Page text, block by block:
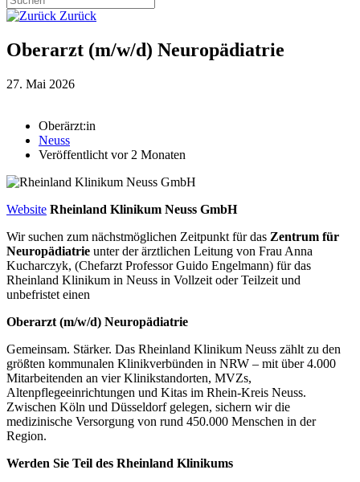
Zurück
Oberarzt (m/w/d) Neuropädiatrie
27. Mai 2026
Oberärzt:in
Neuss
Veröffentlicht vor 2 Monaten
Website Rheinland Klinikum Neuss GmbH
Wir suchen zum nächstmöglichen Zeitpunkt für das Zentrum für
Neuropädiatrie unter der ärztlichen Leitung von Frau Anna
Kucharczyk, (Chefarzt Professor Guido Engelmann) für das
Rheinland Klinikum in Neuss in Vollzeit oder Teilzeit und
unbefristet einen
Oberarzt (m/w/d) Neuropädiatrie
Gemeinsam. Stärker. Das Rheinland Klinikum Neuss zählt zu den
größten kommunalen Klinikverbünden in NRW – mit über 4.000
Mitarbeitenden an vier Klinikstandorten, MVZs,
Altenpflegeeinrichtungen und Kitas im Rhein-Kreis Neuss.
Zwischen Köln und Düsseldorf gelegen, sichern wir die
medizinische Versorgung von rund 450.000 Menschen in der
Region.
Werden Sie Teil des Rheinland Klinikums